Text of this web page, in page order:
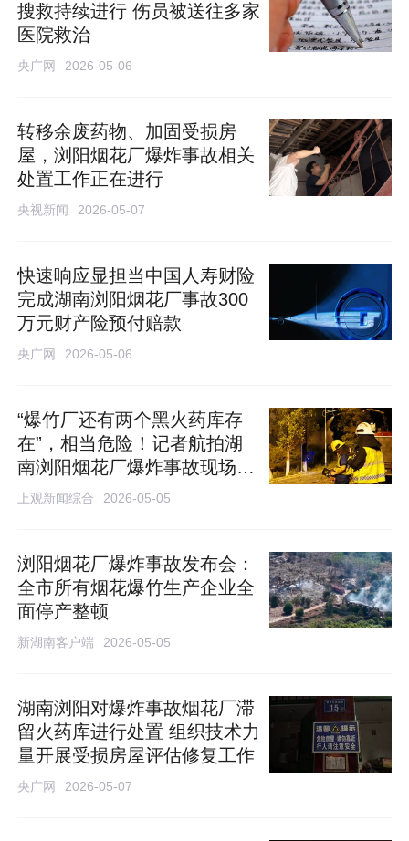
搜救持续进行 伤员被送往多家
医院救治
央广网 2026-05-06
转移余废药物、加固受损房
屋，浏阳烟花厂爆炸事故相关
处置工作正在进行
央视新闻 2026-05-07
快速响应显担当中国人寿财险
完成湖南浏阳烟花厂事故300
万元财产险预付赔款
央广网 2026-05-06
“爆竹厂还有两个黑火药库存
在”，相当危险！记者航拍湖
南浏阳烟花厂爆炸事故现场最
新画面
上观新闻综合 2026-05-05
浏阳烟花厂爆炸事故发布会：
全市所有烟花爆竹生产企业全
面停产整顿
新湖南客户端 2026-05-05
湖南浏阳对爆炸事故烟花厂滞
留火药库进行处置 组织技术力
量开展受损房屋评估修复工作
央广网 2026-05-07